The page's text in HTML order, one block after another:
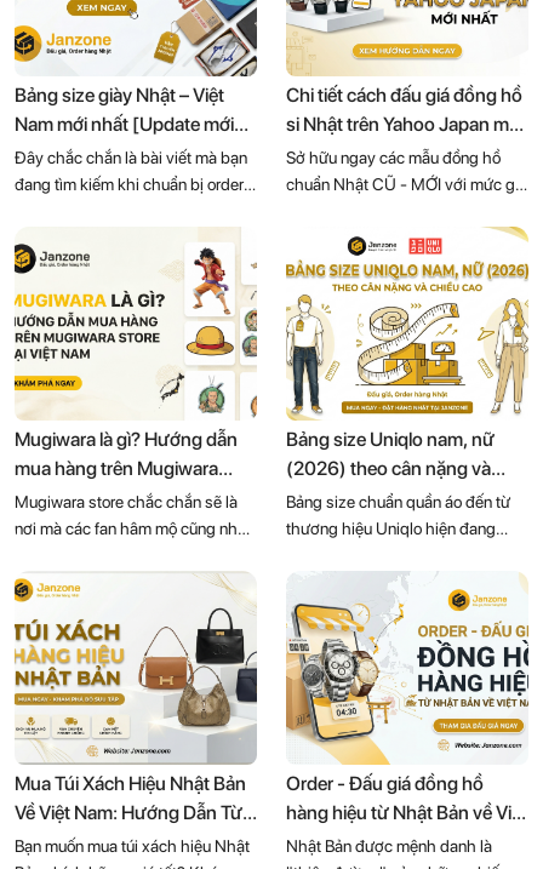
ngay qua bài viết dưới đây nhé:
top 5 nguồn hàng dân buôn không
thể bỏ qua:
Bảng size giày Nhật – Việt
Nam mới nhất [Update mới
nhất]
Đây chắc chắn là bài viết mà bạn
đang tìm kiếm khi chuẩn bị order
giày Nhật khi quy đổi sang bảng
size phổ biến tại Việt Nam để
khách hàng có thể dễ dàng lựa
chọn hơn. Lưu ngay bài viết để sử
dụng hoặc chia sẻ với bạn bè của
mình nhé.
Chi tiết cách đấu giá đồng hồ
si Nhật trên Yahoo Japan mới
nhất
Sở hữu ngay các mẫu đồng hồ
chuẩn Nhật CŨ - MỚI với mức giá
đơn giản chỉ với một vài click.
Cùng Janzone.com tham khảo
ngay chi tiết cách đấu giá đồng hồ
si Nhật trên Yahoo Japan qua bài
viết dưới đây:
Mugiwara là gì? Hướng dẫn
mua hàng trên Mugiwara
store tại Việt Nam
Mugiwara store chắc chắn sẽ là
nơi mà các fan hâm mộ cũng như
anime tại Nhật Bản. Mugiwara
store ở đâu, bày bán những sản
phẩm thú vị gì,... cùng Janzone
tìm hiểu ngay qua bài viết dưới
đây nhé:
Bảng size Uniqlo nam, nữ
(2026) theo cân nặng và
chiều cao
Bảng size chuẩn quần áo đến từ
thương hiệu Uniqlo hiện đang
Nam quan tâm và tìm kiếm khi
chuẩn bị mua sắm. Janzone đã cố
gắng tổng hợp đầy đủ nhất các
bảng size quần áo nam nữ từ
thương hiệu Uniqlo qua bài viết
dưới đây:
Mua Túi Xách Hiệu Nhật Bản
Về Việt Nam: Hướng Dẫn Từ
A-Z & Dịch Vụ Mua Hộ
Bạn muốn mua túi xách hiệu Nhật
Order - Đấu giá đồng hồ
hàng hiệu từ Nhật Bản về Việt
Nam: Bí quyết săn hàng "độc
Nhật Bản được mệnh danh là